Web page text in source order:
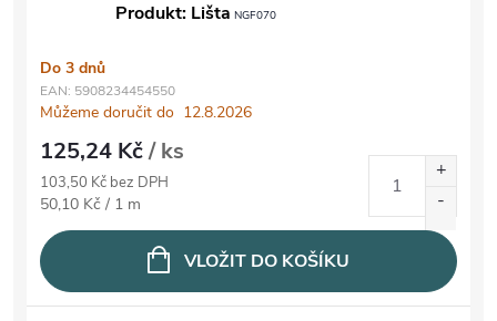
Produkt: Lišta NGF070
Do 3 dnů
EAN: 5908234454550
Můžeme doručit do 12.8.2026
125,24 Kč/ ks
103,50 Kč bez DPH
Měrná cena:
50,10 Kč / 1 m
VLOŽIT DO KOŠÍKU